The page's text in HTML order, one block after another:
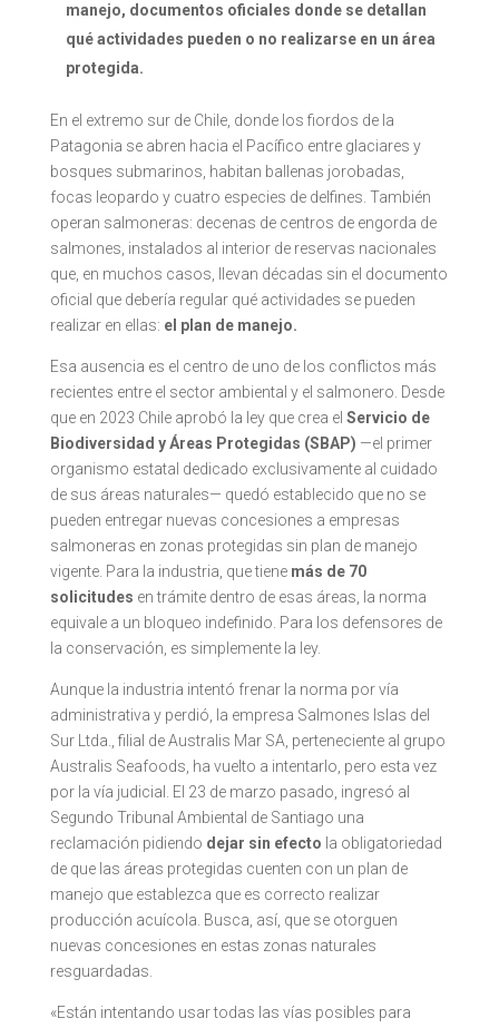
manejo, documentos oficiales donde se detallan
qué actividades pueden o no realizarse en un área
protegida.
En el extremo sur de Chile, donde los fiordos de la
Patagonia se abren hacia el Pacífico entre glaciares y
bosques submarinos, habitan ballenas jorobadas,
focas leopardo y cuatro especies de delfines. También
operan salmoneras: decenas de centros de engorda de
salmones, instalados al interior de reservas nacionales
que, en muchos casos, llevan décadas sin el documento
oficial que debería regular qué actividades se pueden
realizar en ellas: el plan de manejo.
Esa ausencia es el centro de uno de los conflictos más
recientes entre el sector ambiental y el salmonero. Desde
que en 2023 Chile aprobó la ley que crea el Servicio de
Biodiversidad y Áreas Protegidas (SBAP) —el primer
organismo estatal dedicado exclusivamente al cuidado
de sus áreas naturales— quedó establecido que no se
pueden entregar nuevas concesiones a empresas
salmoneras en zonas protegidas sin plan de manejo
vigente. Para la industria, que tiene más de 70
solicitudes en trámite dentro de esas áreas, la norma
equivale a un bloqueo indefinido. Para los defensores de
la conservación, es simplemente la ley.
Aunque la industria intentó frenar la norma por vía
administrativa y perdió, la empresa Salmones Islas del
Sur Ltda., filial de Australis Mar SA, perteneciente al grupo
Australis Seafoods, ha vuelto a intentarlo, pero esta vez
por la vía judicial. El 23 de marzo pasado, ingresó al
Segundo Tribunal Ambiental de Santiago una
reclamación pidiendo dejar sin efecto la obligatoriedad
de que las áreas protegidas cuenten con un plan de
manejo que establezca que es correcto realizar
producción acuícola. Busca, así, que se otorguen
nuevas concesiones en estas zonas naturales
resguardadas.
«Están intentando usar todas las vías posibles para